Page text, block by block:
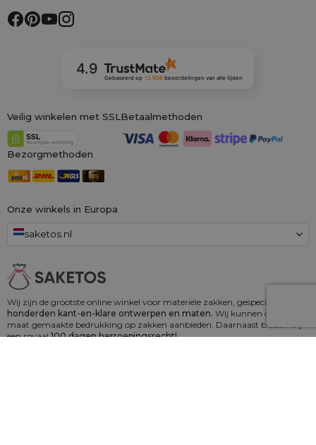
Wij zijn de grootste online winkel voor materiële zakken, gespecialiseerd in
honderden kant-en-klare ontwerpen en maten. Wij kunnen ook op
maat gemaakte bedrukking op zakken aanbieden. Daarnaast bieden wij
een royaal100 dagen herroepingsrecht!
Onze winkels in Europa
saketos.nl
4.9
Gebaseerd op 12 906 beoordelingenvan alle tijden
Veilig winkelen met SSL Betaalmethoden
Bezorgmethoden